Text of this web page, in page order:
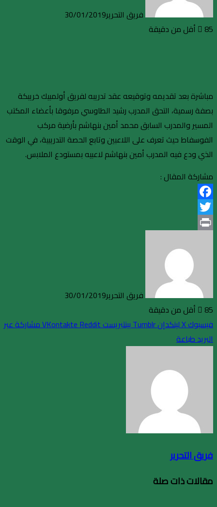
فريق التحرير30/01/2019
85
أقل من دقيقة
مباشرة بعد تقديمه وتوقيعه عقد تدريبه لفريق أولمبيك خريبكة
بصفة رسمية، التحق المدرب رشيد الطاوسي مرفوقا بأعضاء المكتب
المسير والمدرب السابق محمد أمين بنهاشم بأرضية مركب
الفوسفاط حيث تعرف على اللاعبين وتابع الحصة التدريبية، في الوقت
الذي ودع فيه المدرب أمين بنهاشم لاعبيه بمستودع الملابس.
مشاركة المقال :
Facebook
Twitter
فريق التحرير30/01/2019
85
أقل من دقيقة
فيسبوكXلينكدإن بينتيريست
مشاركة عبر
البريدطباعة
فريق التحرير
مقالات ذات صلة